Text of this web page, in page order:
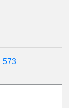
573